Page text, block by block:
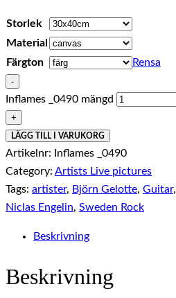
Storlek
Material
Färgton
Rensa
-
Inflames _0490 mängd
+
LÄGG TILL I VARUKORG
Artikelnr:
Inflames _0490
Category: Artists Live pictures
Tags: artister, Björn Gelotte, Guitar,
Niclas Engelin, Sweden Rock
Beskrivning
Beskrivning